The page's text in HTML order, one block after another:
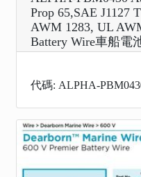
Prop 65,SAE J1127
AWM 1283, UL
Battery Wire車船電
代碼: ALPHA-